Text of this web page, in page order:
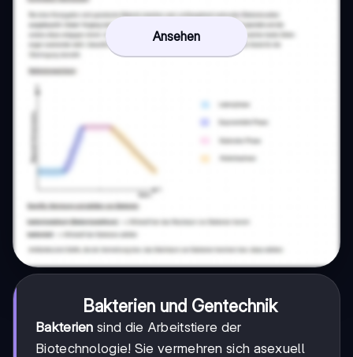
Ansehen
Bakterien und Gentechnik
Bakterien sind die Arbeitstiere der
Biotechnologie! Sie vermehren sich asexuell